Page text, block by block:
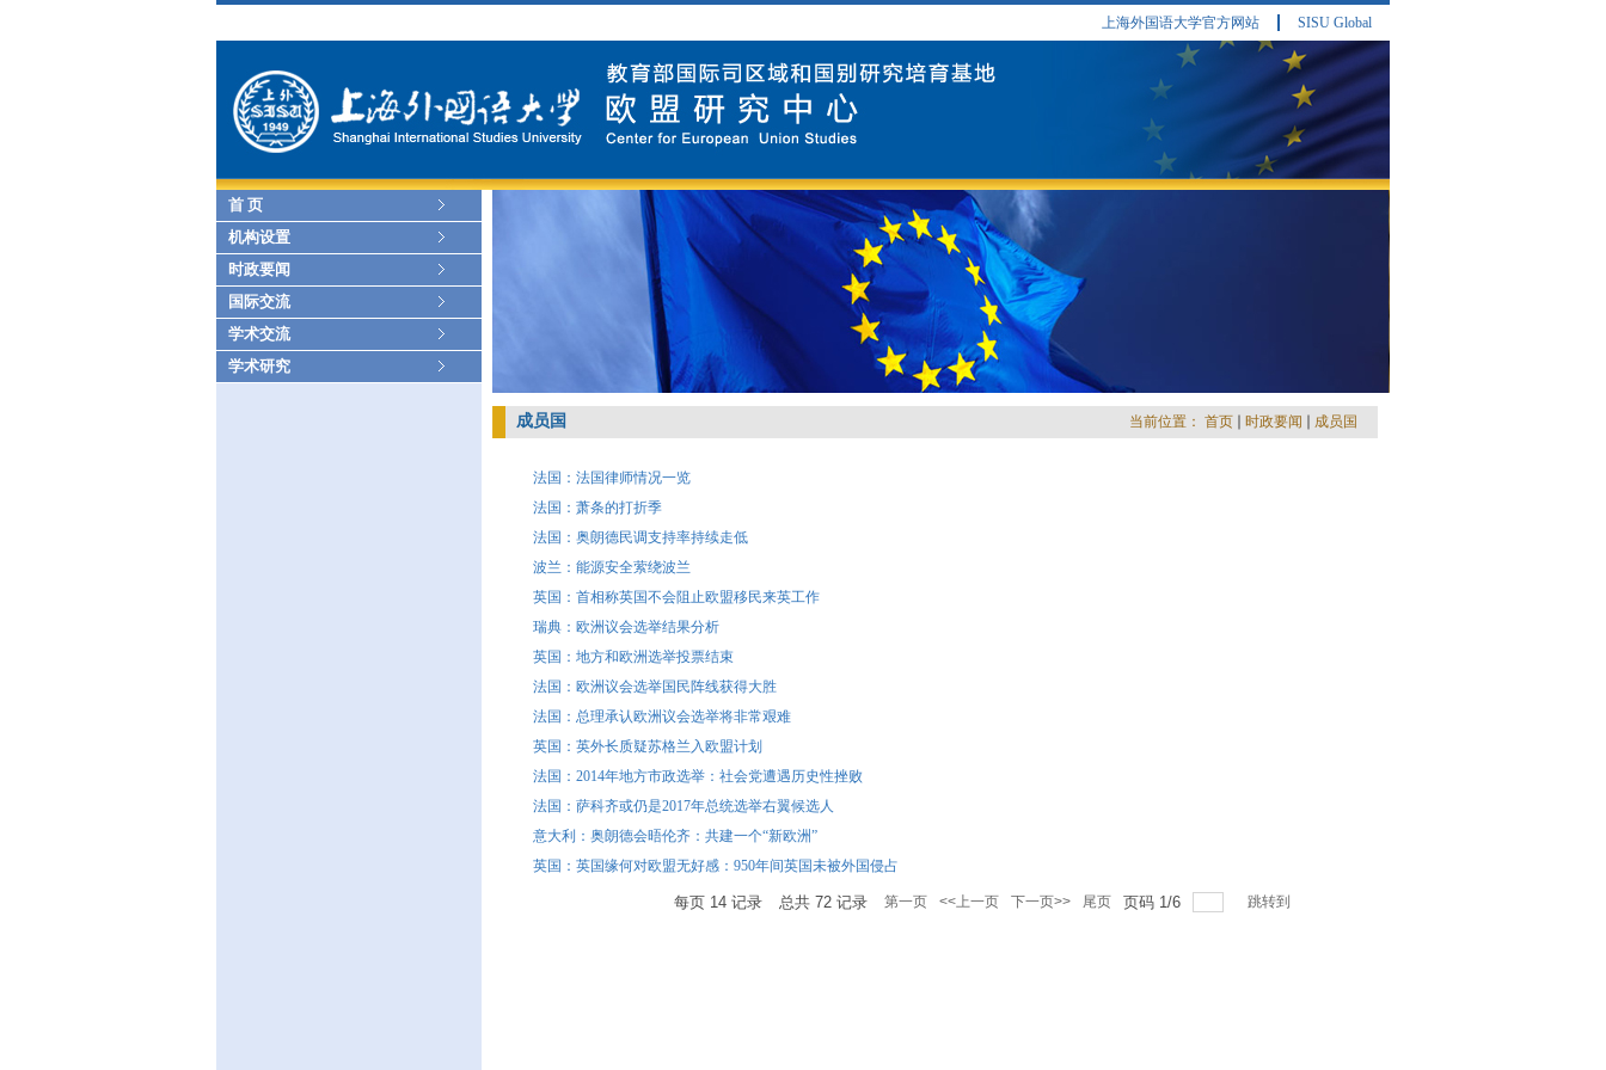
上海外国语大学官方网站 SISU Global
首 页
机构设置
时政要闻
国际交流
学术交流
学术研究
成员国 当前位置： 首页 时政要闻 成员国
法国：法国律师情况一览
法国：萧条的打折季
法国：奥朗德民调支持率持续走低
波兰：能源安全萦绕波兰
英国：首相称英国不会阻止欧盟移民来英工作
瑞典：欧洲议会选举结果分析
英国：地方和欧洲选举投票结束
法国：欧洲议会选举国民阵线获得大胜
法国：总理承认欧洲议会选举将非常艰难
英国：英外长质疑苏格兰入欧盟计划
法国：2014年地方市政选举：社会党遭遇历史性挫败
法国：萨科齐或仍是2017年总统选举右翼候选人
意大利：奥朗德会晤伦齐：共建一个“新欧洲”
英国：英国缘何对欧盟无好感：950年间英国未被外国侵占
每页 14 记录 总共 72 记录 第一页 <<上一页 下一页>> 尾页 页码 1/6 跳转到